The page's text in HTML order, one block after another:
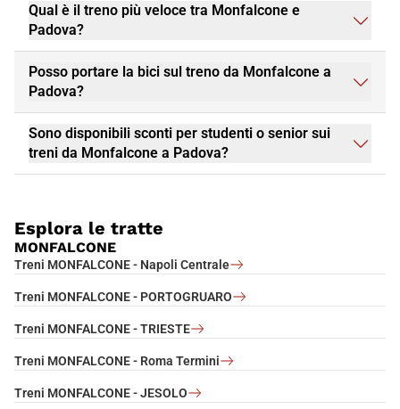
Qual è il treno più veloce tra Monfalcone e
Padova?
Posso portare la bici sul treno da Monfalcone a
Padova?
Sono disponibili sconti per studenti o senior sui
treni da Monfalcone a Padova?
Esplora le tratte
MONFALCONE
Treni MONFALCONE - Napoli Centrale
Treni MONFALCONE - PORTOGRUARO
Treni MONFALCONE - TRIESTE
Treni MONFALCONE - Roma Termini
Treni MONFALCONE - JESOLO